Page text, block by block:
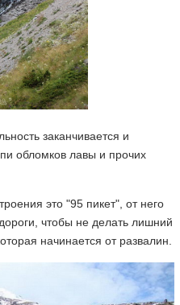
заканчивается и
обломков лавы и прочих
это "95 пикет", от него
чтобы не делать лишний
начинается от развалин.